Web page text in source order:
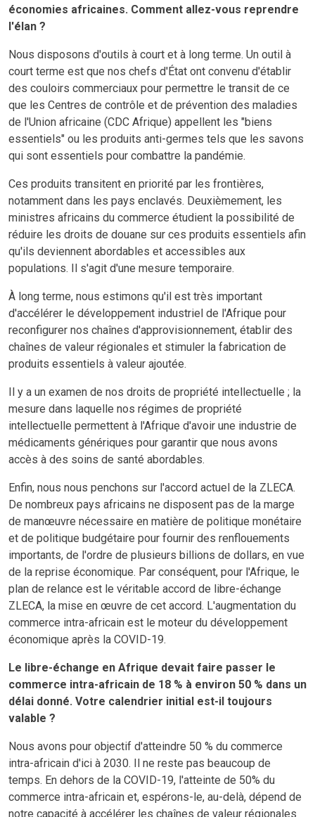
économies africaines. Comment allez-vous reprendre
l'élan ?
Nous disposons d'outils à court et à long terme. Un outil à
court terme est que nos chefs d'État ont convenu d'établir
des couloirs commerciaux pour permettre le transit de ce
que les Centres de contrôle et de prévention des maladies
de l'Union africaine (CDC Afrique) appellent les "biens
essentiels" ou les produits anti-germes tels que les savons
qui sont essentiels pour combattre la pandémie.
Ces produits transitent en priorité par les frontières,
notamment dans les pays enclavés. Deuxièmement, les
ministres africains du commerce étudient la possibilité de
réduire les droits de douane sur ces produits essentiels afin
qu'ils deviennent abordables et accessibles aux
populations. Il s'agit d'une mesure temporaire.
À long terme, nous estimons qu'il est très important
d'accélérer le développement industriel de l'Afrique pour
reconfigurer nos chaînes d'approvisionnement, établir des
chaînes de valeur régionales et stimuler la fabrication de
produits essentiels à valeur ajoutée.
Il y a un examen de nos droits de propriété intellectuelle ; la
mesure dans laquelle nos régimes de propriété
intellectuelle permettent à l'Afrique d'avoir une industrie de
médicaments génériques pour garantir que nous avons
accès à des soins de santé abordables.
Enfin, nous nous penchons sur l'accord actuel de la ZLECA.
De nombreux pays africains ne disposent pas de la marge
de manœuvre nécessaire en matière de politique monétaire
et de politique budgétaire pour fournir des renflouements
importants, de l'ordre de plusieurs billions de dollars, en vue
de la reprise économique. Par conséquent, pour l'Afrique, le
plan de relance est le véritable accord de libre-échange
ZLECA, la mise en œuvre de cet accord. L'augmentation du
commerce intra-africain est le moteur du développement
économique après la COVID-19.
Le libre-échange en Afrique devait faire passer le
commerce intra-africain de 18 % à environ 50 % dans un
délai donné. Votre calendrier initial est-il toujours
valable ?
Nous avons pour objectif d'atteindre 50 % du commerce
intra-africain d'ici à 2030. Il ne reste pas beaucoup de
temps. En dehors de la COVID-19, l'atteinte de 50% du
commerce intra-africain et, espérons-le, au-delà, dépend de
notre capacité à accélérer les chaînes de valeur régionales